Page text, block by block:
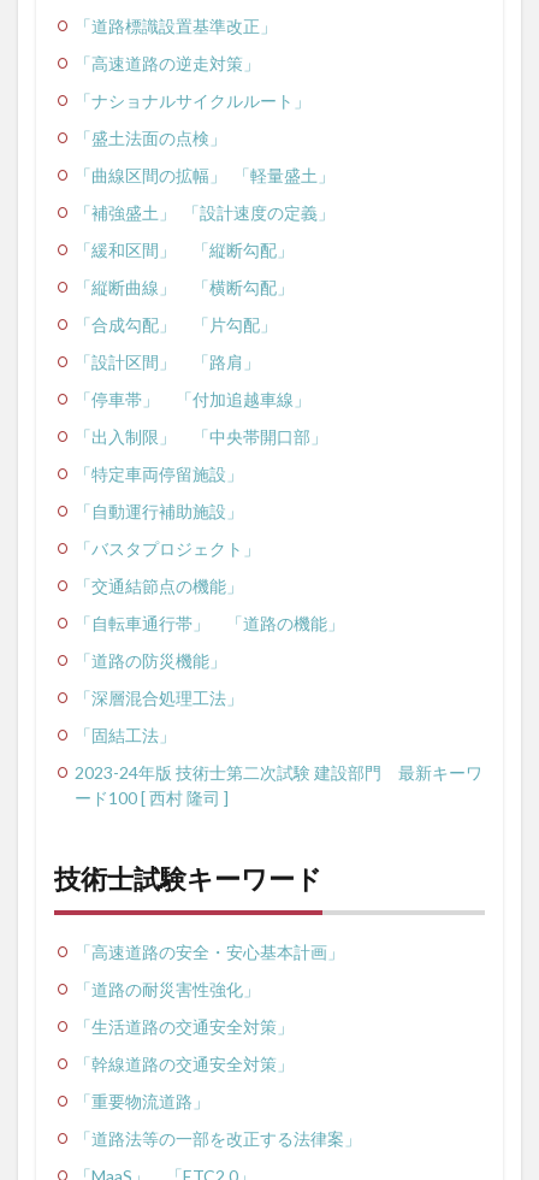
「道路標識設置基準改正」
「高速道路の逆走対策」
「ナショナルサイクルルート」
「盛土法面の点検」
「曲線区間の拡幅」
「軽量盛土」
「補強盛土」
「設計速度の定義」
「緩和区間」
「縦断勾配」
「縦断曲線」
「横断勾配」
「合成勾配」
「片勾配」
「設計区間」
「路肩」
「停車帯」
「付加追越車線」
「出入制限」
「中央帯開口部」
「特定車両停留施設」
「自動運行補助施設」
「バスタプロジェクト」
「交通結節点の機能」
「自転車通行帯」
「道路の機能」
「道路の防災機能」
「深層混合処理工法」
「固結工法」
2023-24年版 技術士第二次試験 建設部門 最新キーワ
ード100 [ 西村 隆司 ]
技術士試験キーワード
「高速道路の安全・安心基本計画」
「道路の耐災害性強化」
「生活道路の交通安全対策」
「幹線道路の交通安全対策」
「重要物流道路」
「道路法等の一部を改正する法律案」
「MaaS」
「ETC2.0」